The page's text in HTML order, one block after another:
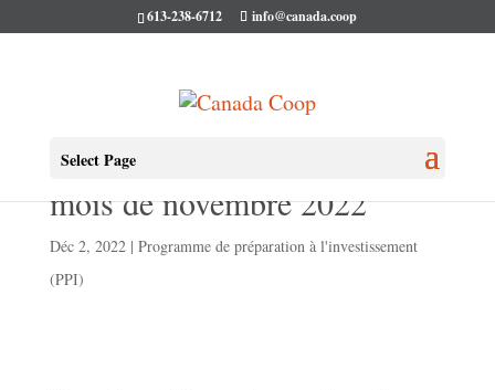
613-238-6712 info@canada.coop
Select Page
Mises à jour du PPI pour le
mois de novembre 2022
Déc 2, 2022| Programme de préparation à l'investissement
(PPI)